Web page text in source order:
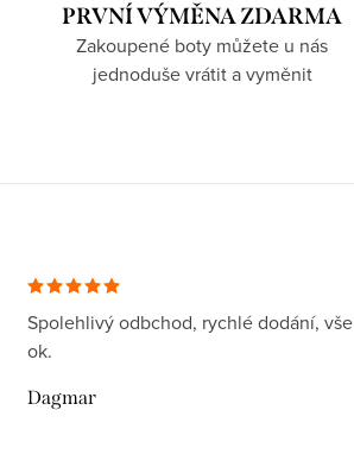
PRVNÍ VÝMĚNA ZDARMA
Zakoupené boty můžete u nás
jednoduše vrátit a vyměnit
Spolehlivý odbchod, rychlé dodání, vše
ok.
Dagmar